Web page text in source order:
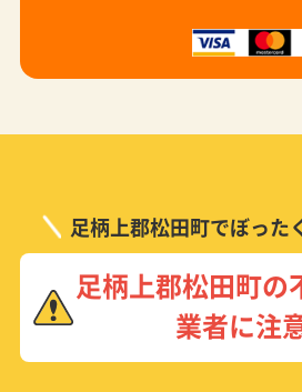
足柄上郡松田町でぼった
足柄上郡松田町の
業者に注